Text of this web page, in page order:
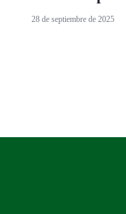
28 de septiembre de 2025